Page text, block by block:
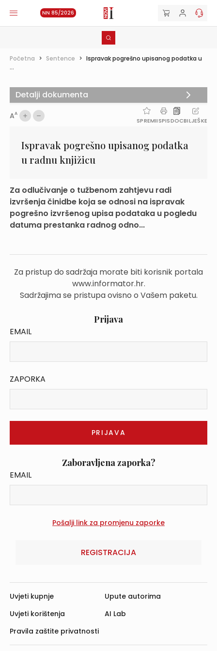
NN 85/2026
Početna > Sentence > Ispravak pogrešno upisanog podatka u
...
AA
SPREMIISPISDOCBILJEŠKE
Ispravak pogrešno upisanog podatka
u radnu knjižicu
Za odlučivanje o tužbenom zahtjevu radi
izvršenja činidbe koja se odnosi na ispravak
pogrešno izvršenog upisa podataka u pogledu
datuma prestanka radnog odno...
Za pristup do sadržaja morate biti korisnik portala
www.informator.hr.
Sadržajima se pristupa ovisno o Vašem paketu.
Prijava
EMAIL
ZAPORKA
Zaboravljena zaporka?
EMAIL
REGISTRACIJA
Detalji dokumenta
Uvjeti kupnje
Uvjeti korištenja
Pravila zaštite privatnosti
Upute autorima
AI Lab